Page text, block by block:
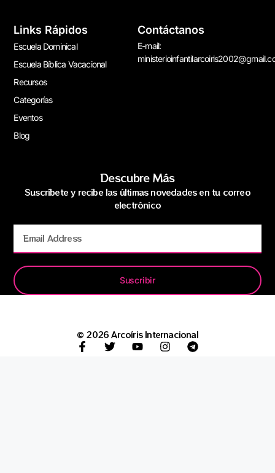
Links Rápidos
Escuela Dominical
Escuela Bíblica Vacacional
Recursos
Categorías
Eventos
Blog
Contáctanos
E-mail:
Descubre Más
Suscríbete y recibe las últimas novedades en tu correo
electrónico
Suscribir
© 2026 Arcoíris Internacional